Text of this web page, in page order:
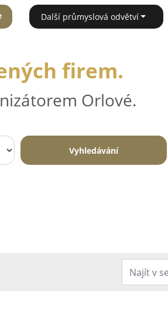
Další průmyslová odvětví
firem.
Orlové.
Vyhledávání